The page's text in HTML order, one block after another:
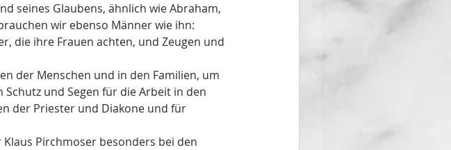
seines Glaubens, ähnlich wie Abraham,
wir ebenso Männer wie ihn:
die ihre Frauen achten, und Zeugen und
der Menschen und in den Familien, um
und Segen für die Arbeit in den
der Priester und Diakone und für
Pirchmoser besonders bei den